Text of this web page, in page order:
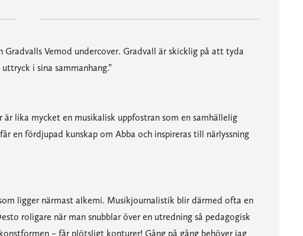
Vemod undercover. Gradvall är skicklig på att tyda
i sina sammanhang.”
lika mycket en musikalisk uppfostran som en samhällelig
en fördjupad kunskap om Abba och inspireras till närlyssning
ligger närmast alkemi. Musikjournalistik blir därmed ofta en
roligare när man snubblar över en utredning så pedagogisk
– får plötsligt konturer! Gång på gång behöver jag